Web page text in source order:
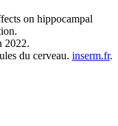
on hippocampal
2022.
du cerveau. inserm.fr.